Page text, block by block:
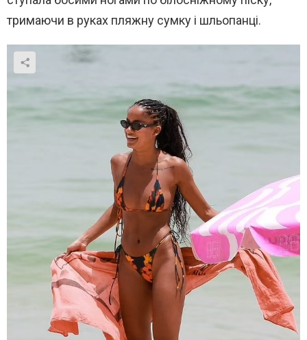
тримаючи в руках пляжну сумку і шльопанці.